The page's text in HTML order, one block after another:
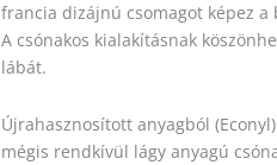
francia dizájnú csomagot képez a
A csónakos kialakításnak
lábát.
Újrahasznosított anyagból
mégis rendkívül lágy anyagú